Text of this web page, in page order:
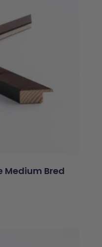
Medium Bred